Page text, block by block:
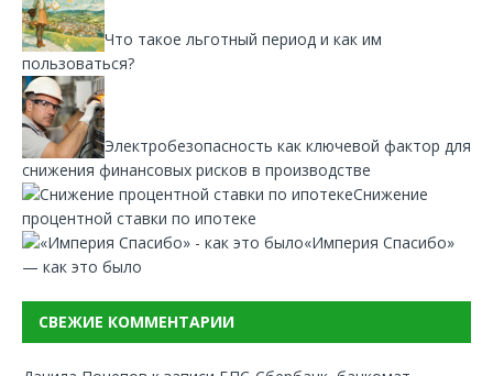
Что такое льготный период и как им
пользоваться?
Электробезопасность как ключевой фактор для
снижения финансовых рисков в производстве
Снижение
процентной ставки по ипотеке
«Империя Спасибо»
— как это было
СВЕЖИЕ КОММЕНТАРИИ